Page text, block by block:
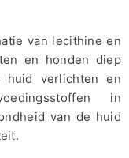
van lecithine en
en honden diep
huid verlichten en
in
van de huid